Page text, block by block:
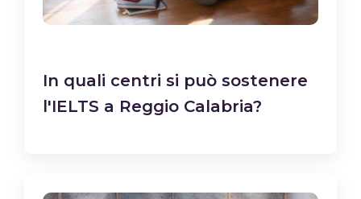
In quali centri si può sostenere
l'IELTS a Reggio Calabria?